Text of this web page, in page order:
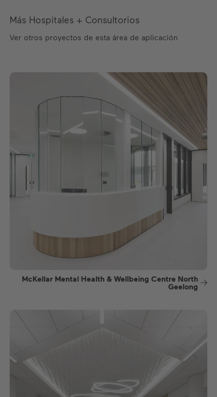
Más Hospitales + Consultorios
Ver otros proyectos de esta área de aplicación
McKellar Mental Health & Wellbeing Centre North
Geelong